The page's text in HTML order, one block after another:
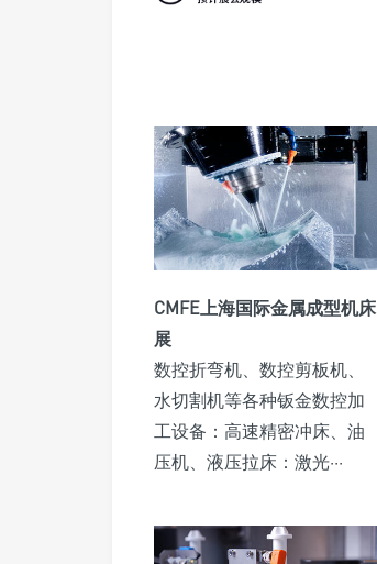
CMFE上海国际金属成型机床
展
数控折弯机、数控剪板机、
水切割机等各种钣金数控加
工设备：高速精密冲床、油
压机、液压拉床：激光···